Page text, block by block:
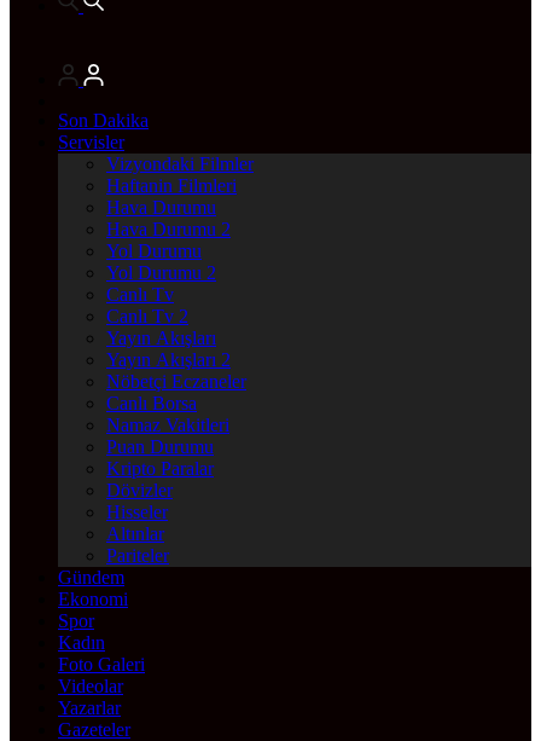
Son Dakika
Servisler
Vizyondaki Filmler
Haftanin Filmleri
Hava Durumu
Hava Durumu 2
Yol Durumu
Yol Durumu 2
Canlı Tv
Canlı Tv 2
Yayın Akışları
Yayın Akışları 2
Nöbetçi Eczaneler
Canlı Borsa
Namaz Vakitleri
Puan Durumu
Kripto Paralar
Dövizler
Hisseler
Altınlar
Pariteler
Gündem
Ekonomi
Spor
Kadın
Foto Galeri
Videolar
Yazarlar
Gazeteler